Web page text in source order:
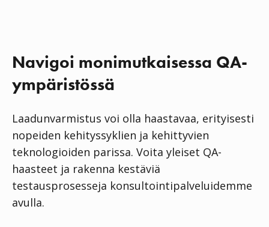
Navigoi monimutkaisessa QA-
ympäristössä
Laadunvarmistus voi olla haastavaa, erityisesti
nopeiden kehityssyklien ja kehittyvien
teknologioiden parissa. Voita yleiset QA-
haasteet ja rakenna kestäviä
testausprosesseja konsultointipalveluidemme
avulla.